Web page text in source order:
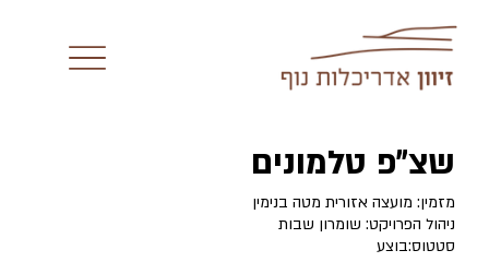
שצ״פ טלמונים
מזמין: מועצה אזורית מטה בנימין
ניהול הפרויקט: שומרון שבות
סטטוס:בוצע